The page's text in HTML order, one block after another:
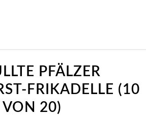
PFÄLZER
FRIKADELLE (10
VON 20)